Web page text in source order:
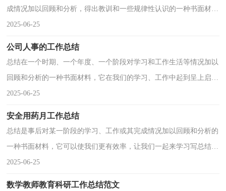
成情况加以回顾和分析，得出教训和一些规律性认识的一种书面材
料，它能帮我们理顺知识结构，突出重点，突破难点，让我们抽出时
2025-06-25
公司人事的工作总结
总结在一个时期、一个年度、一个阶段对学习和工作生活等情况加以
回顾和分析的一种书面材料，它在我们的学习、工作中起到呈上启下
的作用，不如静下心来好好写写总结吧。如何把总结做到重点突出
2025-06-25
安全用药月工作总结
总结是事后对某一阶段的学习、工作或其完成情况加以回顾和分析的
一种书面材料，它可以使我们更有效率，让我们一起来学习写总结
吧。我们该怎么去写总结呢？下面是小编精心整理的安全用药月工作
2025-06-25
数学教师教育科研工作总结范文